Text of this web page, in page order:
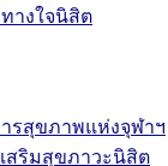
างใจนิสิต
รสุขภาพแห่งจุฬาฯ
สริมสุขภาวะนิสิต